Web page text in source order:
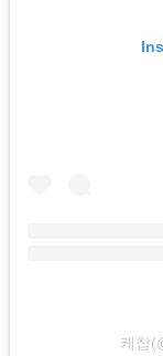
케찹